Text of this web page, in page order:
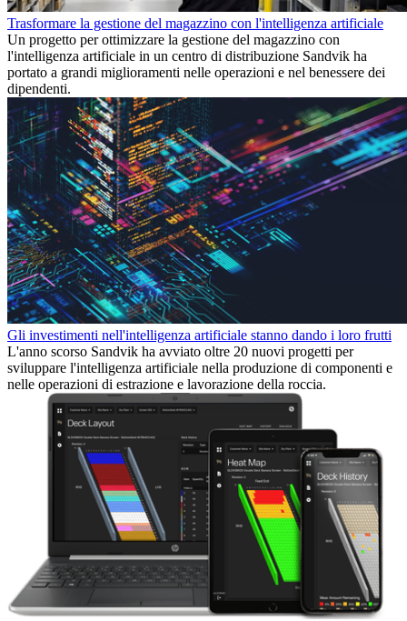
Trasformare la gestione del magazzino con l'intelligenza artificiale
Un progetto per ottimizzare la gestione del magazzino con
l'intelligenza artificiale in un centro di distribuzione Sandvik ha
portato a grandi miglioramenti nelle operazioni e nel benessere dei
dipendenti.
Gli investimenti nell'intelligenza artificiale stanno dando i loro frutti
L'anno scorso Sandvik ha avviato oltre 20 nuovi progetti per
sviluppare l'intelligenza artificiale nella produzione di componenti e
nelle operazioni di estrazione e lavorazione della roccia.